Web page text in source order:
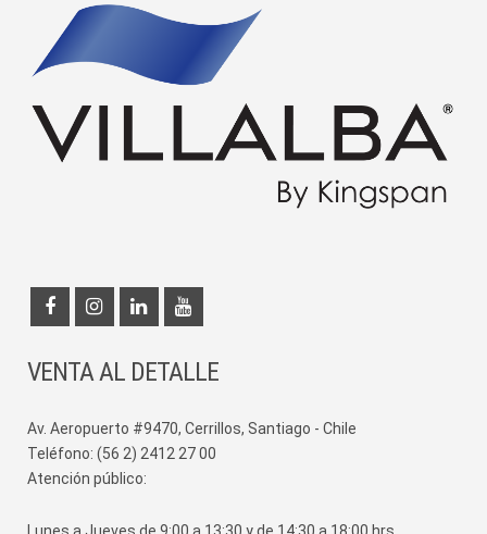
VENTA AL DETALLE
Av. Aeropuerto #9470, Cerrillos, Santiago - Chile
Teléfono: (56 2) 2412 27 00
Atención público: